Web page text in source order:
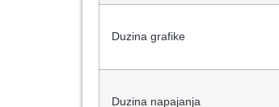
Duzina grafike
Duzina napajanja